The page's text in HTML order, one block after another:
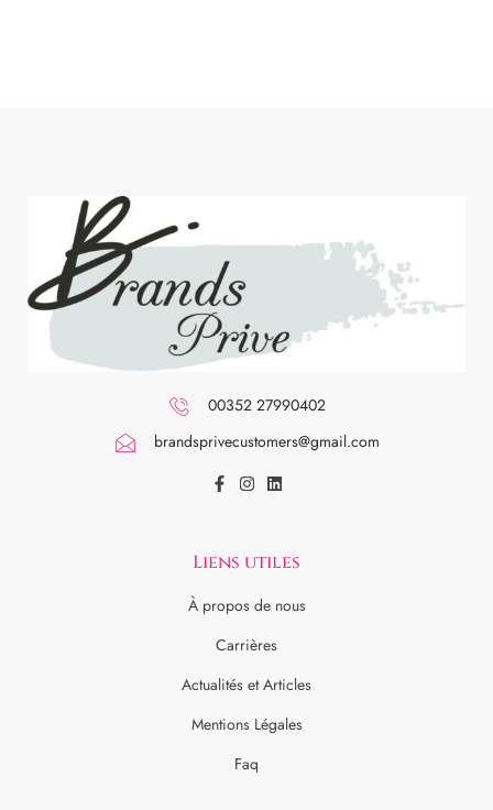
00352 27990402
brandsprivecustomers@gmail.com
Liens utiles
À propos de nous
Carrières
Actualités et Articles
Mentions Légales
Faq